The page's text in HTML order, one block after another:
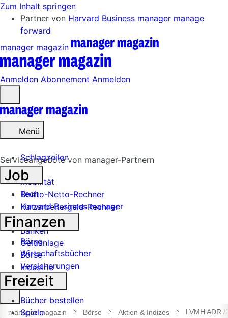
Zum Inhalt springen
Partner von Harvard Business manager manage
forward
manager magazin
Anmelden Abonnement Anmelden
öffnen
Menü
Schlagzeilen
Mobilität
Tech
Harvard Business manager
Handel
Banken
Geldanlage
Börse
Industrie
Suche
öffnen
manager magazin Börse Aktien & Indizes LVMH ADR
Serviceangebote von manager-Partnern
Job
Brutto-Netto-Rechner
Kurzarbeitergeld-Rechner
Finanzen
Börse
Wirtschaftsbücher
Versicherungen
Freizeit
Bücher bestellen
Spiele